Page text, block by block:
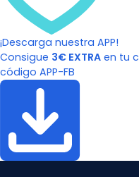
¡Descarga nuestra APP!
Consigue 3€ EXTRA en tu
código APP-FB